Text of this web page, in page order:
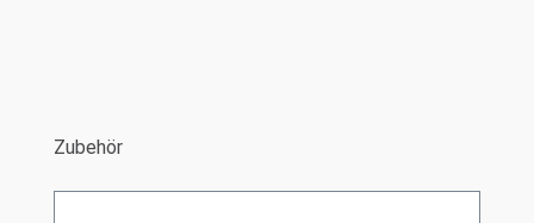
Produktgalerie überspringen
Zubehör